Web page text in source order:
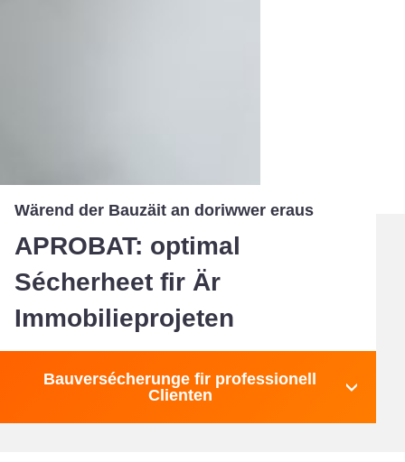
Wärend der Bauzäit an doriwwer eraus
APROBAT: optimal
Sécherheet fir Är
Immobilieprojeten
Bauversécherunge fir professionell
Clienten